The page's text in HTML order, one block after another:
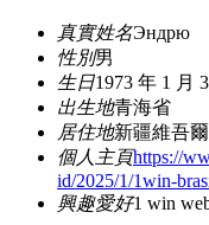
真實姓名Эндрю
性別男
生日1973 年 1 月
出生地青海省
居住地新疆維吾
個人主頁https://
id/2025/1/1win-
興趣愛好1 win